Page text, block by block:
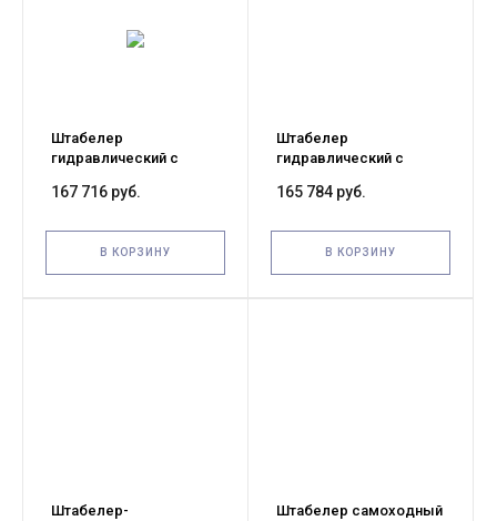
Штабелер
гидравлический с
1,5 м TOR BDDJ-1500
167 716 руб.
В КОРЗИНУ
Штабелер
гидравлический с
1,3 м TOR BDDJ-1300
165 784 руб.
В КОРЗИНУ
Штабелер-
Штабелер самоходный